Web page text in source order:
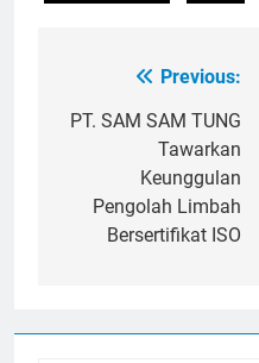
navigation
Previous:
PT. SAM SAM TUNG
Tawarkan
Keunggulan
Pengolah Limbah
Bersertifikat ISO